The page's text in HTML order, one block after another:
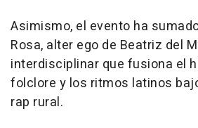
Asimismo, el evento ha
Rosa, alter ego de Beatriz del
interdisciplinar que fusiona el
folclore y los ritmos latinos
rap rural.